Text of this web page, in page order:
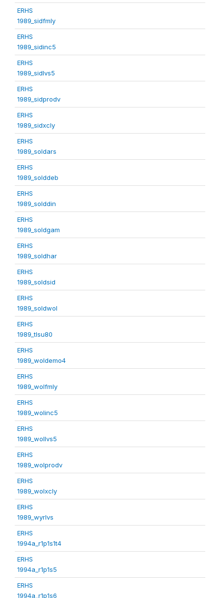
ERHS
1989_sidfmly
ERHS
1989_sidinc5
ERHS
1989_sidlvs5
ERHS
1989_sidprodv
ERHS
1989_sidxcly
ERHS
1989_soldars
ERHS
1989_solddeb
ERHS
1989_solddin
ERHS
1989_soldgam
ERHS
1989_soldhar
ERHS
1989_soldsid
ERHS
1989_soldwol
ERHS
1989_tlsu80
ERHS
1989_woldemo4
ERHS
1989_wolfmly
ERHS
1989_wolinc5
ERHS
1989_wollvs5
ERHS
1989_wolprodv
ERHS
1989_wolxcly
ERHS
1989_wyrlvs
ERHS
1994a_r1p1s1t4
ERHS
1994a_r1p1s5
ERHS
1994a_r1p1s6